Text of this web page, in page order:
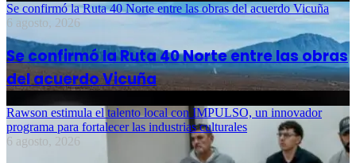
Se confirmó la Ruta 40 Norte entre las obras del acuerdo Vicuña
6 agosto, 2026
Se confirmó la Ruta 40 Norte entre las obras
del acuerdo Vicuña
Rawson estimula el talento local con IMPULSO, un innovador
programa para fortalecer las industrias culturales
6 agosto, 2026